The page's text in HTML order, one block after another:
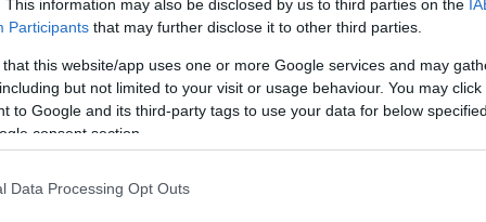
This information may also be disclosed by us to third parties on the
Participants that may further disclose it to other third parties.
that this website/app uses one or more Google services and may
but not limited to your visit or usage behaviour. You may
to Google and its third-party tags to use your data for below
consent section.
Data Processing Opt Outs